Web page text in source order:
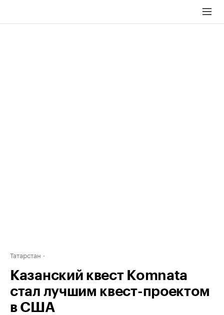
Татарстан
Казанский квест Komnata
стал лучшим квест-проектом
в США